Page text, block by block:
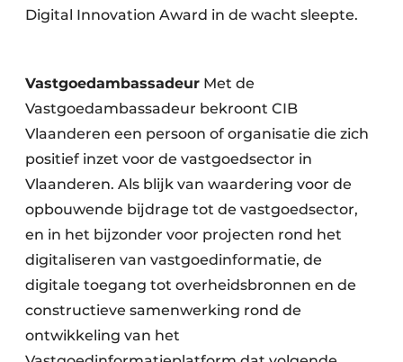
Digital Innovation Award in de wacht sleepte.
Vastgoedambassadeur Met de
Vastgoedambassadeur bekroont CIB
Vlaanderen een persoon of organisatie die zich
positief inzet voor de vastgoedsector in
Vlaanderen. Als blijk van waardering voor de
opbouwende bijdrage tot de vastgoedsector,
en in het bijzonder voor projecten rond het
digitaliseren van vastgoedinformatie, de
digitale toegang tot overheidsbronnen en de
constructieve samenwerking rond de
ontwikkeling van het